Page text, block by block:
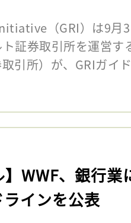
（GRI）は9月
証券取引所を運営
引所）が、GRIガイ
】WWF、銀行業
インを公表